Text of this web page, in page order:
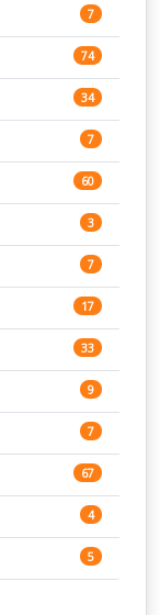
7
74
34
7
60
3
7
17
33
9
7
67
4
5